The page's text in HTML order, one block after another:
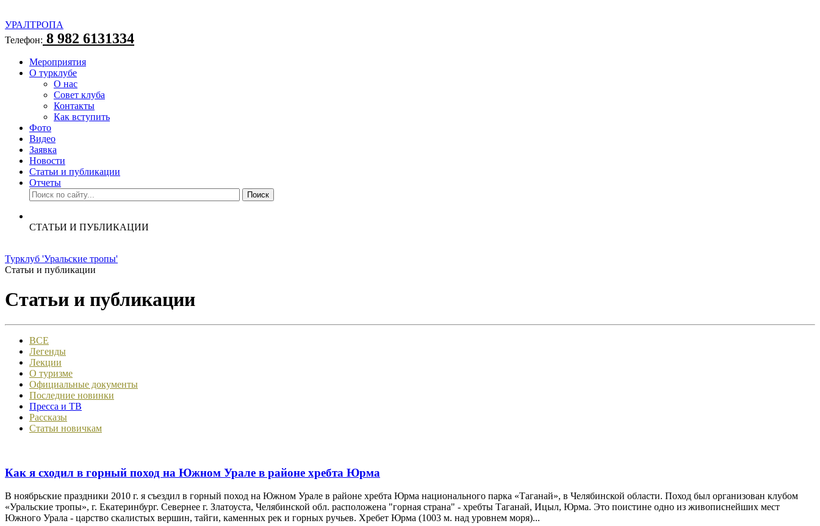
УРАЛТРОПА
Телефон: 8 982 6131334
Мероприятия
О турклубе
О нас
Совет клуба
Контакты
Как вступить
Фото
Видео
Заявка
Новости
Статьи и публикации
Отчеты
СТАТЬИ И ПУБЛИКАЦИИ
Турклуб 'Уральские тропы'
Статьи и публикации
Статьи и публикации
ВСЕ
Легенды
Лекции
О туризме
Официальные документы
Последние новинки
Пресса и ТВ
Рассказы
Статьи новичкам
Как я сходил в горный поход на Южном Урале в районе хребта Юрма
В ноябрьские праздники 2010 г. я съездил в горный поход на Южном Урале в районе хребта Юрма национального парка «Таганай», в Челябинской области. Поход был организован клубом
«Уральские тропы», г. Екатеринбург. Севернее г. Златоуста, Челябинской обл. расположена "горная страна" - хребты Таганай, Ицыл, Юрма. Это поистине одно из живописнейших мест
Южного Урала - царство скалистых вершин, тайги, каменных рек и горных ручьев. Хребет Юрма (1003 м. над уровнем моря)...